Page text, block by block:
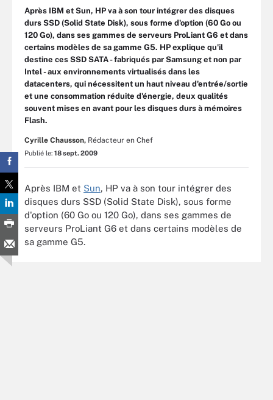
Après IBM et Sun, HP va à son tour intégrer des disques
durs SSD (Solid State Disk), sous forme d'option (60 Go ou
120 Go), dans ses gammes de serveurs ProLiant G6 et dans
certains modèles de sa gamme G5. HP explique qu'il
destine ces SSD SATA - fabriqués par Samsung et non par
Intel - aux environnements virtualisés dans les
datacenters, qui nécessitent un haut niveau d'entrée/sortie
et une consommation réduite d'énergie, deux qualités
souvent mises en avant pour les disques durs à mémoires
Flash.
Cyrille Chausson, Rédacteur en Chef
Publié le: 18 sept. 2009
Après IBM et Sun, HP va à son tour intégrer des
disques durs SSD (Solid State Disk), sous forme
d'option (60 Go ou 120 Go), dans ses gammes de
serveurs ProLiant G6 et dans certains modèles de
sa gamme G5.